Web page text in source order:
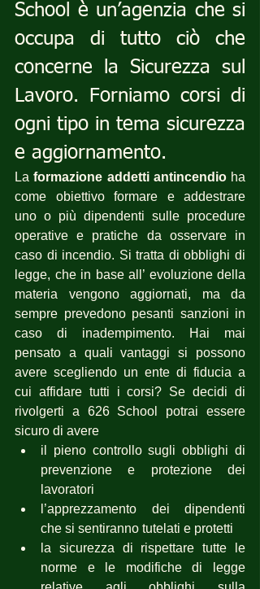
School è un’agenzia che si
occupa di tutto ciò che
concerne la Sicurezza sul
Lavoro. Forniamo corsi di
ogni tipo in tema sicurezza
e aggiornamento.
La formazione addetti antincendio ha
come obiettivo formare e addestrare
uno o più dipendenti sulle procedure
operative e pratiche da osservare in
caso di incendio. Si tratta di obblighi di
legge, che in base all’ evoluzione della
materia vengono aggiornati, ma da
sempre prevedono pesanti sanzioni in
caso di inadempimento. Hai mai
pensato a quali vantaggi si possono
avere scegliendo un ente di fiducia a
cui affidare tutti i corsi? Se decidi di
rivolgerti a 626 School potrai essere
sicuro di avere
il pieno controllo sugli obblighi di
prevenzione e protezione dei
lavoratori
l’apprezzamento dei dipendenti
che si sentiranno tutelati e protetti
la sicurezza di rispettare tutte le
norme e le modifiche di legge